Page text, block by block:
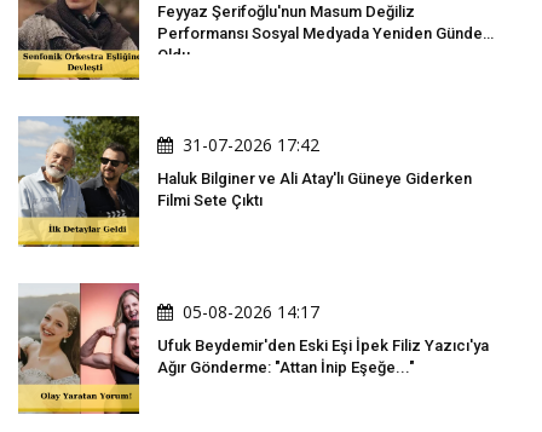
Feyyaz Şerifoğlu'nun Masum Değiliz
Performansı Sosyal Medyada Yeniden Gündem
Oldu
31-07-2026 17:42
Haluk Bilginer ve Ali Atay'lı Güneye Giderken
Filmi Sete Çıktı
05-08-2026 14:17
Ufuk Beydemir'den Eski Eşi İpek Filiz Yazıcı'ya
Ağır Gönderme: "Attan İnip Eşeğe..."